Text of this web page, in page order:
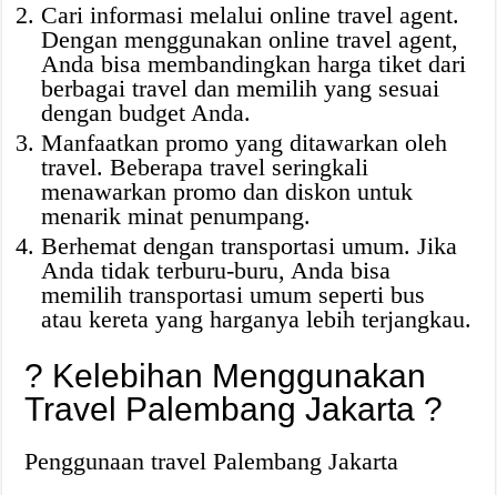
Cari informasi melalui online travel agent.
Dengan menggunakan online travel agent,
Anda bisa membandingkan harga tiket dari
berbagai travel dan memilih yang sesuai
dengan budget Anda.
Manfaatkan promo yang ditawarkan oleh
travel. Beberapa travel seringkali
menawarkan promo dan diskon untuk
menarik minat penumpang.
Berhemat dengan transportasi umum. Jika
Anda tidak terburu-buru, Anda bisa
memilih transportasi umum seperti bus
atau kereta yang harganya lebih terjangkau.
? Kelebihan Menggunakan
Travel Palembang Jakarta ?
Penggunaan travel Palembang Jakarta